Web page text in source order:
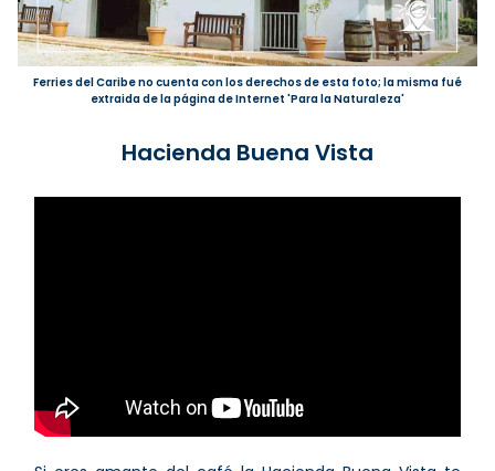
Ferries del Caribe no cuenta con los derechos de esta foto; la misma fué
extraida de la página de Internet 'Para la Naturaleza'
Hacienda Buena Vista